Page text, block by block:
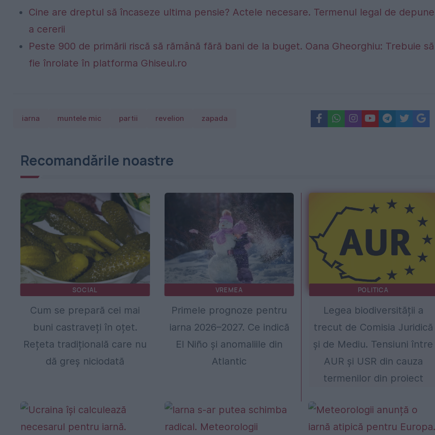
Cine are dreptul să încaseze ultima pensie? Actele necesare. Termenul legal de
a cererii
Peste 900 de primării riscă să rămână fără bani de la buget. Oana Gheorghiu: Trebuie să
fie înrolate în platforma Ghiseul.ro
iarna muntele mic partii revelion zapada
Recomandările noastre
SOCIAL
Cum se prepară cei mai
buni castraveți în oțet.
Rețeta tradițională care nu
dă greș niciodată
VREMEA
Primele prognoze pentru
iarna 2026–2027. Ce indică
El Niño și anomaliile din
Atlantic
POLITICA
Legea biodiversității a
trecut de Comisia Juridică
și de Mediu. Tensiuni între
AUR și USR din cauza
termenilor din proiect